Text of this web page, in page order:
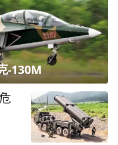
-130M